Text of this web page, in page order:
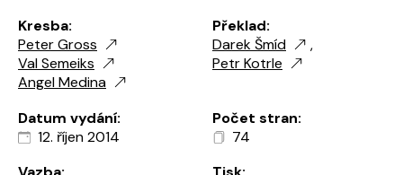
Kresba:
Peter Gross
Val Semeiks
Angel Medina
Překlad:
Darek Šmíd
,
Petr Kotrle
Datum vydání:
12. říjen 2014
Počet stran:
74